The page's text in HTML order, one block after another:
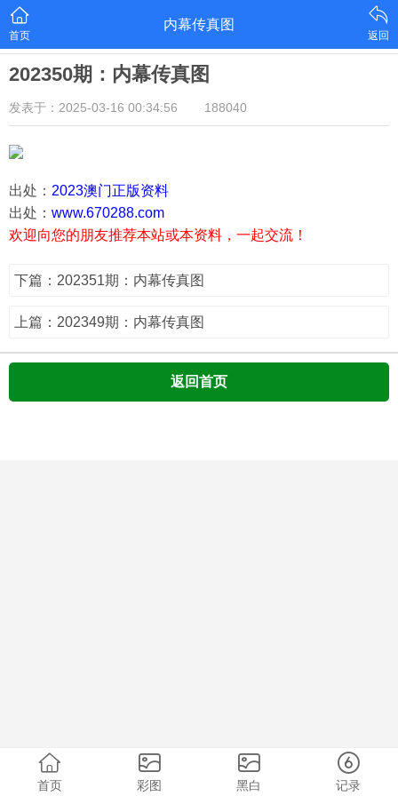
首页
内幕传真图
返回
202350期：内幕传真图
发表于：2025-03-16 00:34:56 188040
出处： 2023澳门正版资料
出处： www.670288.com
欢迎向您的朋友推荐本站或本资料，一起交流！
下篇：202351期：内幕传真图
上篇：202349期：内幕传真图
返回首页
首页 彩图 黑白 记录